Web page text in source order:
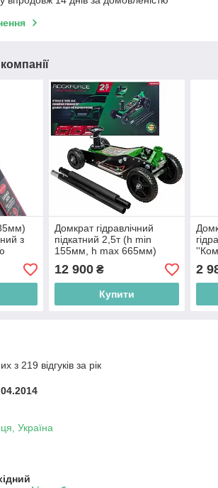
з
Домкрат гідравлічний
підкатний 2,5т (h min
155мм, h max 665мм)
ROCKFORCE RF-T830023
12 900₴
Купити
2
з 219 відгуків за рік
Україна